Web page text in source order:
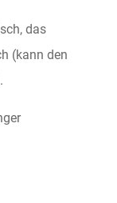
das
(kann den